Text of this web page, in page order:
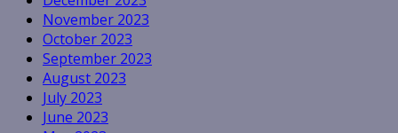
November 2023
October 2023
September 2023
August 2023
July 2023
June 2023